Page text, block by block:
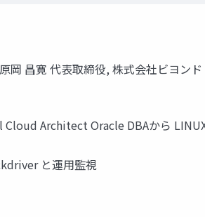
岡 昌寛 代表取締役, 株式会社ビヨ
Architect Oracle DBAから
と運用監視